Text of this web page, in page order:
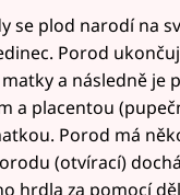
se plod narodí na
Porod
a následně je
a placentou
Porod má
(otvírací)
hrdla za pomocí